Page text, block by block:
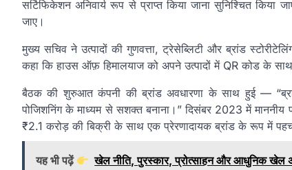
सर्टिफिकेशन अनिवार्य रूप से प्राप्त किया जाना सुनिश्चित
जाए।
मुख्य सचिव ने उत्पादों की गुणवत्ता, ट्रेसेब्लिटी और ब्रांड
कहा कि हाउस ऑफ़ हिमालयाज को अपने उत्पादों में QR कोड के साथ
बैठक की शुरुआत कंपनी की ब्रांड अवधारणा के साथ हुई —
पोजिशनिंग के माध्यम से सशक्त बनाना।” दिसंबर 2023 में माननीय
₹2.1 करोड़ की बिक्री के साथ एक प्रेरणादायक ब्रांड के रूप में
यह भी पढ़ें खेल नीति, पुरस्कार, प्रोत्साहन और आधुनिक खेल